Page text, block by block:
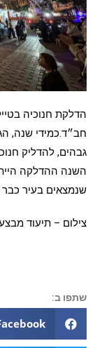
הדלקת חנוכיה
חב״ד.כמידי שנה,
גבהים, להדליק
השנה ההדלקה
שנמצאים בעיר
צילום – תיעוד
שתפו ב: